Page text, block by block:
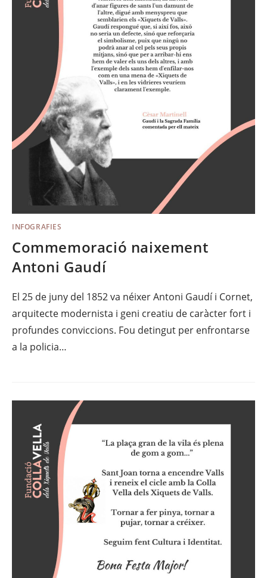
INFOGRAFIES
Commemoració naixement
Antoni Gaudí
El 25 de juny del 1852 va néixer Antoni Gaudí i Cornet,
arquitecte modernista i geni creatiu de caràcter fort i
profundes conviccions. Fou detingut per enfrontarse
a la policia…